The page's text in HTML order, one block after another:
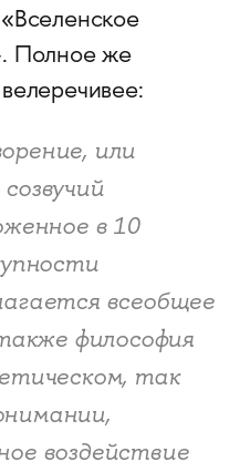
Полное же
или
в 10
всеобщее
философия
так
воздействие